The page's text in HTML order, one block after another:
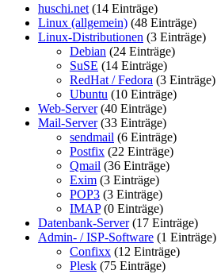
huschi.net (14 Einträge)
Linux (allgemein) (48 Einträge)
Linux-Distributionen (3 Einträge)
Debian (24 Einträge)
SuSE (14 Einträge)
RedHat / Fedora (3 Einträge)
Ubuntu (10 Einträge)
Web-Server(40 Einträge)
Mail-Server(33 Einträge)
sendmail (6 Einträge)
Postfix (22 Einträge)
Qmail (36 Einträge)
Exim (3 Einträge)
POP3 (3 Einträge)
IMAP(0 Einträge)
Datenbank-Server(17 Einträge)
Admin- / ISP-Software (1 Einträge)
Confixx (12 Einträge)
Plesk (75 Einträge)